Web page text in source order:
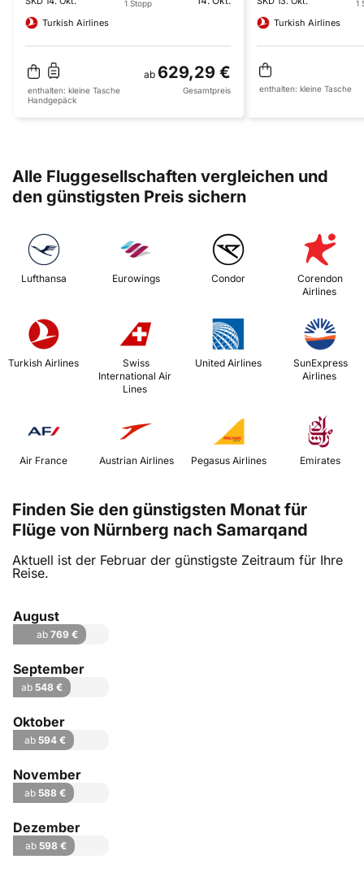
1 Stopp
Turkish Airlines
ab 629,29 €
enthalten: kleine Tasche
Handgepäck
Gesamtpreis
1
Turkish Airlines
enthalten: kleine Tasche
Alle Fluggesellschaften vergleichen und
den günstigsten Preis sichern
Lufthansa Eurowings Condor
Corendon
Airlines
Turkish Airlines
International Air
Lines
United Airlines
Airlines
Air France Austrian Airlines Emirates
Finden Sie den günstigsten Monat für
Flüge von Nürnberg nach Samarqand
Aktuell ist der Februar der günstigste Zeitraum für Ihre
Reise.
August
ab 769 €
September
ab 548 €
Oktober
ab 594 €
November
ab 588 €
Dezember
ab 598 €